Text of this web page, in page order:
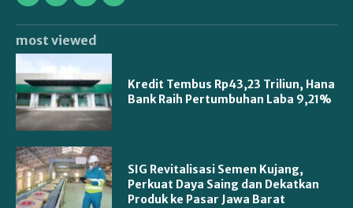
most viewed
Kredit Tembus Rp43,23 Triliun, Hana
Bank Raih Pertumbuhan Laba 9,21%
SIG Revitalisasi Semen Kujang,
Perkuat Daya Saing dan Dekatkan
Produk ke Pasar Jawa Barat